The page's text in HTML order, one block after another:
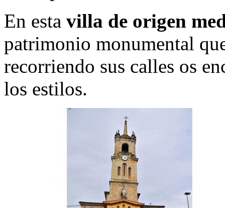
En esta villa de origen
patrimonio monumental
recorriendo sus calles os
los estilos.